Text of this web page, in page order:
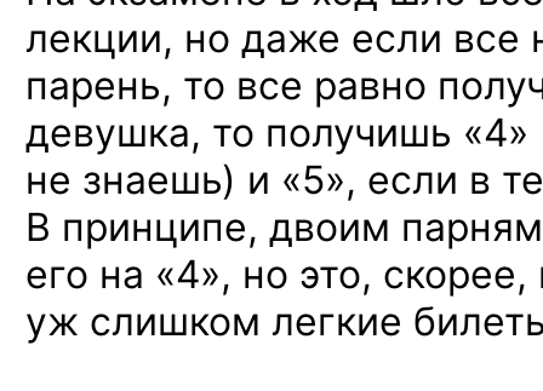
лекции, но даже если все
парень, то все равно
девушка, то получишь «4»
не знаешь) и «5», если в
В принципе, двоим
его на «4», но это,
уж слишком легкие